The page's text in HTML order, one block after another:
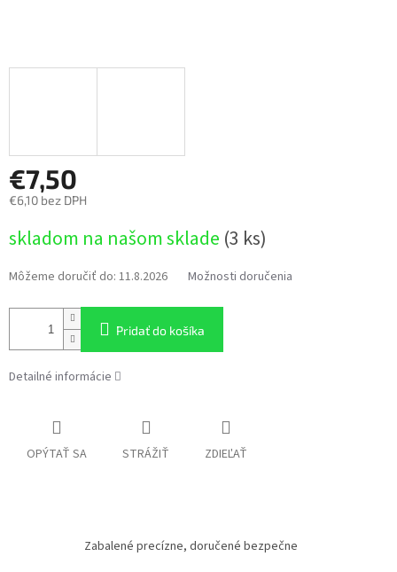
€7,50
€6,10 bez DPH
cena:
skladom na našom sklade (3 ks)
Môžeme doručiť do: 11.8.2026 Možnosti doručenia
Pridať do košíka
Detailné informácie
OPÝTAŤ SA STRÁŽIŤ ZDIEĽAŤ
Zabalené precízne, doručené bezpečne